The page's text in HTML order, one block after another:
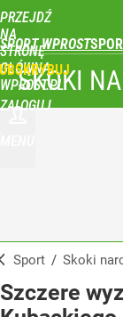
PRZEJDŹ
NA
STRONĘ
GŁÓWNĄ
WPROST.PL
SPORT WPROST
ZALOGUJ
SKOKI
Sport / Skoki
Szczere